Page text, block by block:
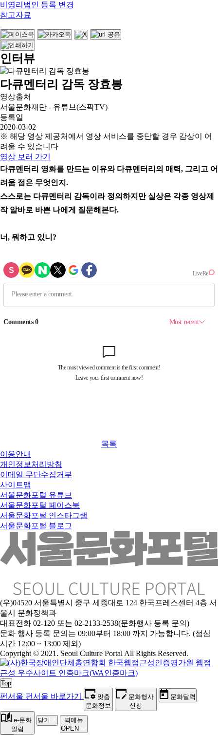
비영리법인 등록 변경
참고자료
인터뷰
다큐멘터리 감독 장효봉
영상출처
서울문화재단 - 유튜브(스팍TV)
등록일
2020-03-02
※ 해당 영상 제공처에서 영상 서비스를 중단할 경우 감상이 어
려울 수 있습니다
영상 보러 가기
다큐멘터리 영화를 만드는 이유와 다큐멘터리의 매력, 그리고 어
려움 점은 무엇인지.
스스로는 다큐멘터리 감독이라 정의하지만 실상은 각종 영상제
작 알바로 바쁜 나에게 질문해본다.
너, 뭐하고 있니?
목록
이용안내
개인정보처리방침
이메일 무단수집거부
사이트맵
서울문화포털 유튜브
서울문화포털 페이스북
서울문화포털 인스타그램
서울문화포털 블로그
(우)04520 서울특별시 중구 세종대로 124 한국프레스센터 4층 서
울시 문화정책과
대표전화 02-120 또는 02-2133-2538(문화행사 등록 문의)
문화 행사 등록 문의는 09:00부터 18:00 까지 가능합니다. (점심
시간 12:00 ~ 13:00 제외)
Copyright © 2021. Seoul Culture Portal All Rights Reserved.
Top
펀서울 펀서울 바로가기
맞춤
문화정보
문화행사
신청
문화달력
e-문화
알림
닫기
퀵메뉴
OPEN